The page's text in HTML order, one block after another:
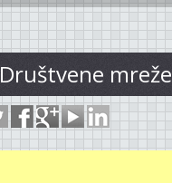
Društvene mreže